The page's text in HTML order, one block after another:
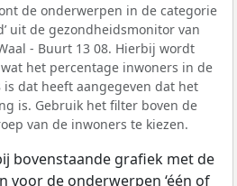
de onderwerpen in de categorie
uit de gezondheidsmonitor van
- Buurt 13 08. Hierbij wordt
het percentage inwoners in de
is dat heeft aangegeven dat het
is. Gebruik het filter boven de
van de inwoners te kiezen.
bovenstaande grafiek met de
voor de onderwerpen ‘één of